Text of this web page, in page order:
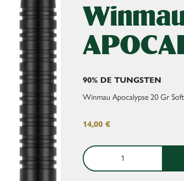
90% DE TUNGSTEN
Winmau Apocalypse 20 Gr
14,00€